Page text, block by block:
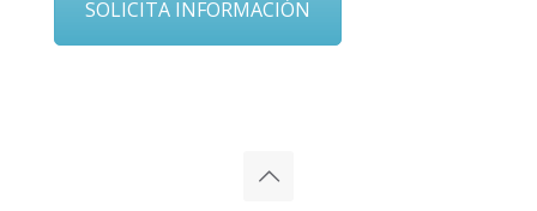
SOLICITA INFORMACIÓN